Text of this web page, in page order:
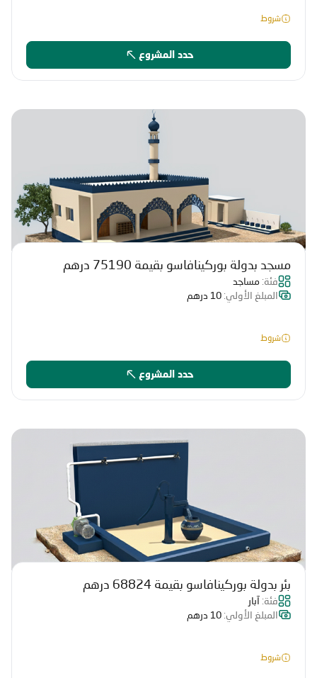
شروط
حدد المشروع
مسجد بدولة بوركينافاسو بقيمة 75190 درهم
فئة: مساجد
المبلغ الأولي: 10 درهم
شروط
حدد المشروع
بئر بدولة بوركينافاسو بقيمة 68824 درهم
فئة: آبار
المبلغ الأولي: 10 درهم
شروط